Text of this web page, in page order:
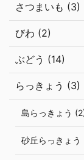
さつまいも (3)
びわ (2)
ぶどう (14)
らっきょう (3)
島らっきょう
砂丘らっきょう